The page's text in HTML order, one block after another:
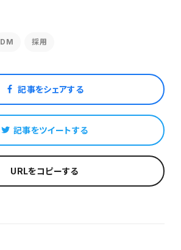
DM 採用
記事をシェアする
記事をツイートする
URLをコピーする